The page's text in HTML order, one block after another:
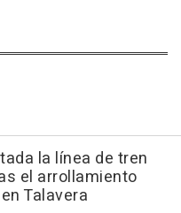
la línea de tren
el arrollamiento
Talavera